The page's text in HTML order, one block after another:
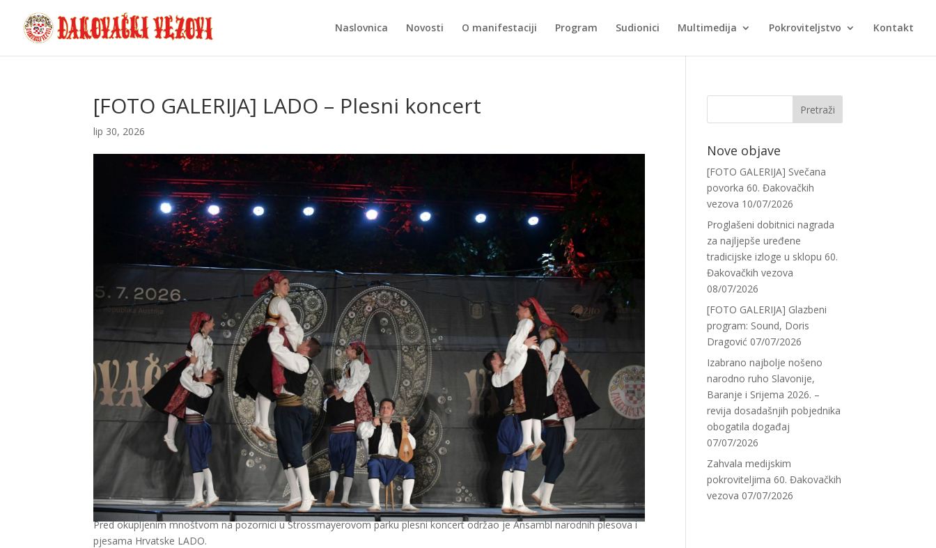
Naslovnica Novosti O manifestaciji Program Sudionici Multimedija Pokroviteljstvo Kontakt
[FOTO GALERIJA] LADO – Plesni koncert
lip 30, 2026
Pred okupljenim mnoštvom na pozornici u Strossmayerovom parku plesni koncert održao je Ansambl narodnih plesova i
pjesama Hrvatske LADO.
Nove objave
[FOTO GALERIJA] Svečana
povorka 60. Đakovačkih
vezova 10/07/2026
Proglašeni dobitnici nagrada
za najljepše uređene
tradicijske izloge u sklopu 60.
Đakovačkih vezova
08/07/2026
[FOTO GALERIJA] Glazbeni
program: Sound, Doris
Dragović 07/07/2026
Izabrano najbolje nošeno
narodno ruho Slavonije,
Baranje i Srijema 2026. –
revija dosadašnjih pobjednika
obogatila događaj
07/07/2026
Zahvala medijskim
pokroviteljima 60. Đakovačkih
vezova 07/07/2026